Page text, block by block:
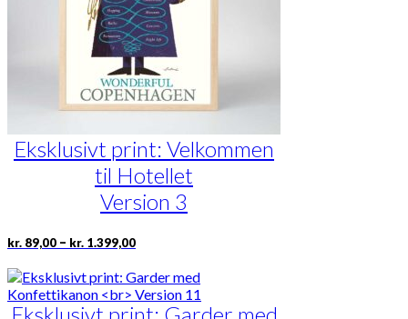
Eksklusivt print: Velkommen
til Hotellet
Version 3
kr. 89,00 – kr. 1.399,00Prisinterval:
til
kr. 1.399,00
Dette
har
flere
varianter.